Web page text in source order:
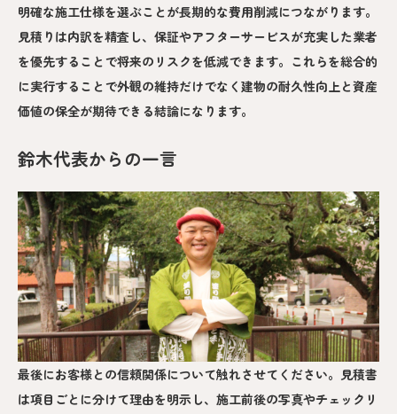
明確な施工仕様を選ぶことが長期的な費用削減につながります。
見積りは内訳を精査し、保証やアフターサービスが充実した業者
を優先することで将来のリスクを低減できます。これらを総合的
に実行することで外観の維持だけでなく建物の耐久性向上と資産
価値の保全が期待できる結論になります。
鈴木代表からの一言
最後にお客様との信頼関係について触れさせてください。見積書
は項目ごとに分けて理由を明示し、施工前後の写真やチェックリ